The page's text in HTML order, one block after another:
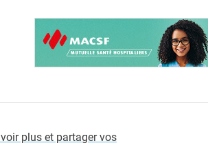
plus et partager vos